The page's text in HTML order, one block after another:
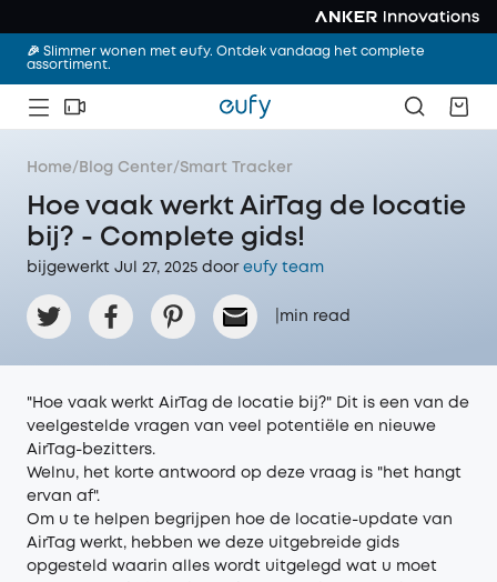
🎉 Slimmer wonen met eufy. Ontdek vandaag het complete
assortiment.
Home/ Blog Center/Smart Tracker
Hoe vaak werkt AirTag de locatie
bij? - Complete gids!
bijgewerkt Jul 27, 2025 door‌ eufy team
min read
"Hoe vaak werkt AirTag de locatie bij?" Dit is een van de
veelgestelde vragen van veel potentiële en nieuwe
AirTag-bezitters.
Welnu, het korte antwoord op deze vraag is "het hangt
ervan af".
Om u te helpen begrijpen hoe de locatie-update van
AirTag werkt, hebben we deze uitgebreide gids
opgesteld waarin alles wordt uitgelegd wat u moet